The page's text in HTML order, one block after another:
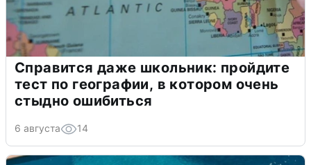
Справится даже школьник: пройдите
тест по географии, в котором очень
стыдно ошибиться
6 августа 14